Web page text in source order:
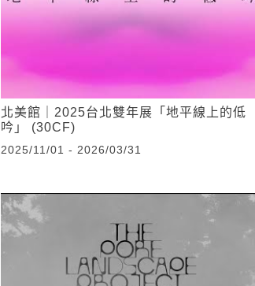
北美館｜2025台北雙年展「地平線上的低
吟」 (30CF)
2025/11/01 - 2026/03/31